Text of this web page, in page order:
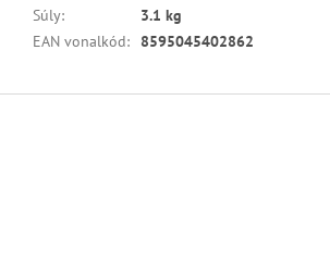
Súly:
3.1 kg
EAN vonalkód: 8595045402862